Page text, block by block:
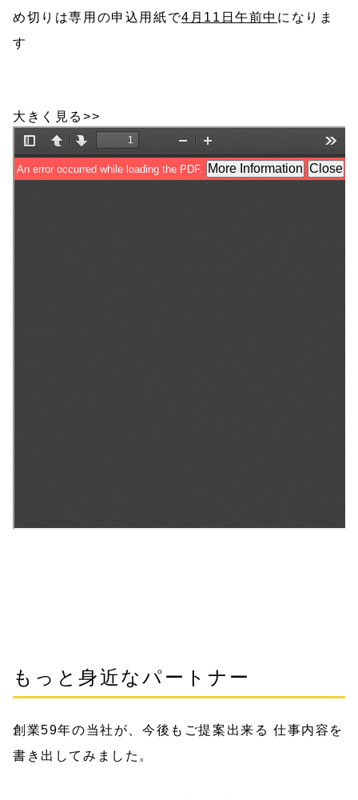
め切りは専用の申込用紙で4月11日午前中 になりま
す
大きく見る>>
もっと身近なパートナー
創業59年の当社が、今後もご提案出来る 仕事内容を
書き出してみました。